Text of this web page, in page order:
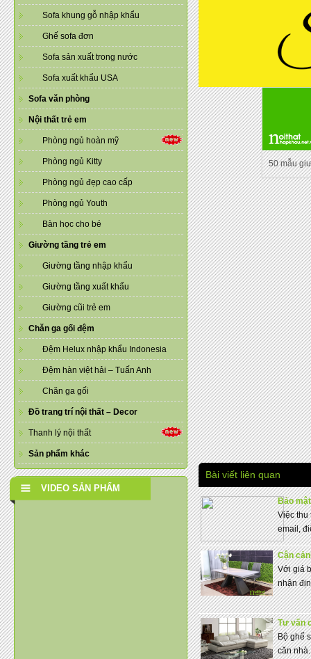
Sofa khung gỗ nhập khẩu
Ghế sofa đơn
Sofa sản xuất trong nước
Sofa xuất khẩu USA
Sofa văn phòng
Nội thất trẻ em
Phòng ngủ hoàn mỹ
Phòng ngủ Kitty
Phòng ngủ đẹp cao cấp
Phòng ngủ Youth
Bàn học cho bé
Giường tầng trẻ em
Giường tầng nhập khẩu
Giường tầng xuất khẩu
Giường cũi trẻ em
Chăn ga gối đệm
Đệm Helux nhập khẩu Indonesia
Đệm hàn việt hải – Tuấn Anh
Chăn ga gối
Đồ trang trí nội thất – Decor
Thanh lý nội thất
Sản phẩm khác
VIDEO SẢN PHẨM
50 mẫu
Bài viết liên quan
Bảo
Việc thu
email,
Cận
Với giá
nhận
Tư vấn
Bộ ghế
căn